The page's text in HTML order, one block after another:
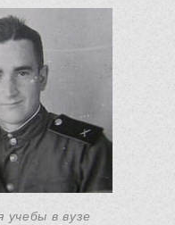
учебы в вузе